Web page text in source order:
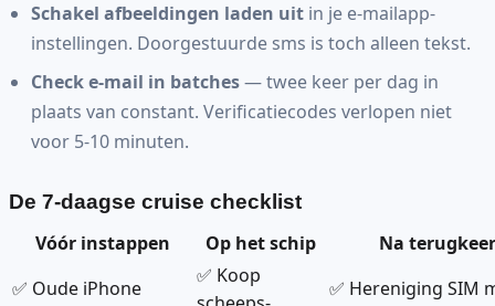
Schakel afbeeldingen laden uit in je e-mailapp-
instellingen. Doorgestuurde sms is toch alleen tekst.
Check e-mail in batches— twee keer per dag in
plaats van constant. Verificatiecodes verlopen niet
voor 5-10 minuten.
De 7-daagse cruise checklist
Vóór instappen Op het schip
Na terugkeer
✅ Oude iPhone
✅ Koop
✅ Hereniging SIM